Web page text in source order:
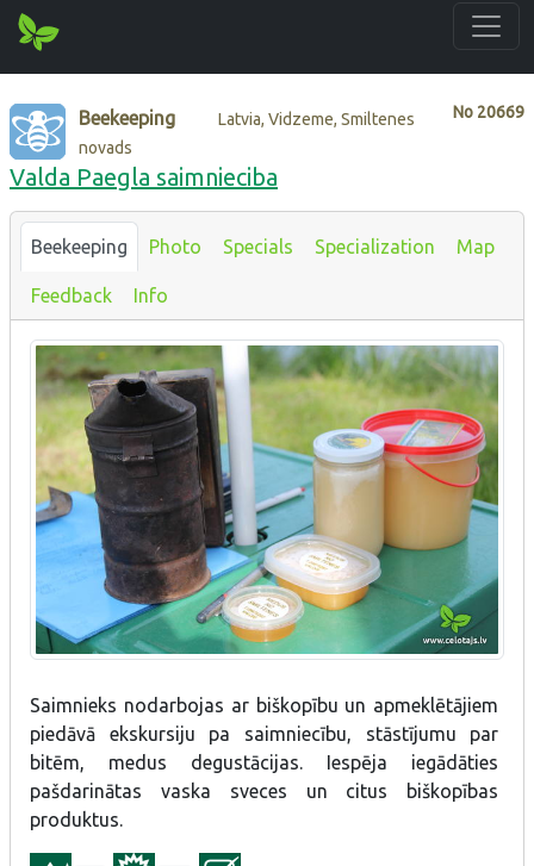
No 20669
Beekeeping
Latvia, Vidzeme, Smiltenes
novads
Valda Paegla saimnieciba
Beekeeping Photo Specials Specialization Map
Feedback Info
Saimnieks nodarbojas ar biškopību un apmeklētājiem
piedāvā ekskursiju pa saimniecību, stāstījumu par
bitēm, medus degustācijas. Iespēja iegādāties
pašdarinātas vaska sveces un citus biškopības
produktus.